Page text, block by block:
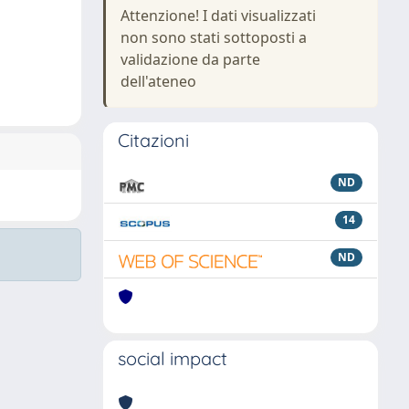
Attenzione! I dati visualizzati
non sono stati sottoposti a
validazione da parte
dell'ateneo
Citazioni
ND
14
ND
social impact